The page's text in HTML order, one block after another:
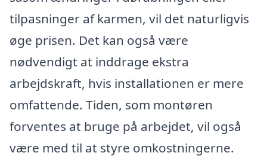
tilpasninger af karmen, vil det naturligvis
øge prisen. Det kan også være
nødvendigt at inddrage ekstra
arbejdskraft, hvis installationen er mere
omfattende. Tiden, som montøren
forventes at bruge på arbejdet, vil også
være med til at styre omkostningerne.